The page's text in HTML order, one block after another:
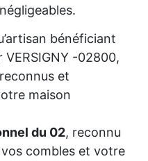
bénéficiant
VERSIGNY -02800,
et
maison
du 02, reconnu
combles et votre